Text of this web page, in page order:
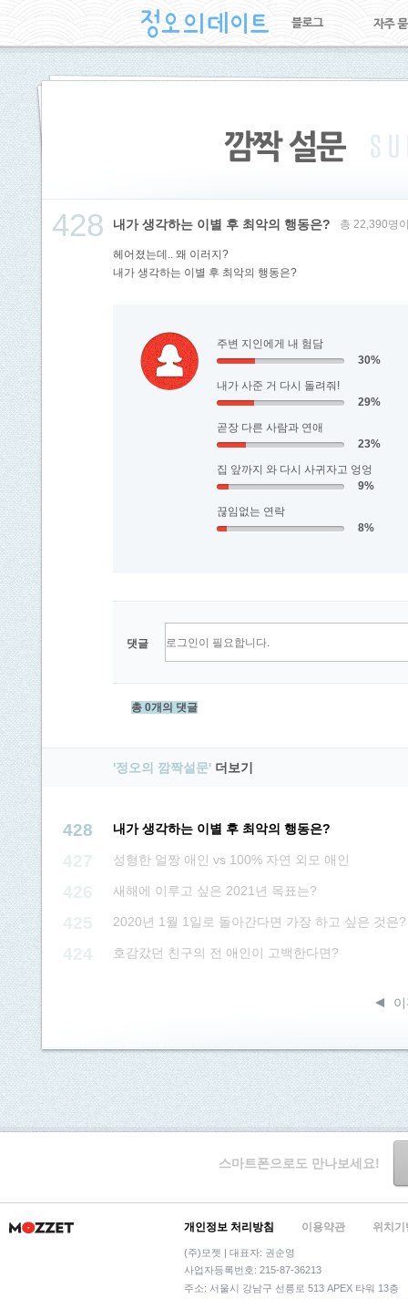
428 내가 생각하는 이별 후 최악의 행동은? 총 22,390명
헤어졌는데.. 왜 이러지?
내가 생각하는 이별 후 최악의 행동은?
주변 지인에게 내 험담
30%
내가 사준 거 다시 돌려줘!
29%
곧장 다른 사람과 연애
23%
집 앞까지 와 다시 사귀자고 엉엉
9%
끊임없는 연락
8%
댓글
총 0개의 댓글
'정오의 깜짝설문' 더보기
428 내가 생각하는 이별 후 최악의 행동은?
성형한 얼짱 애인 vs 100% 자연 외모 애인
새해에 이루고 싶은 2021년 목표는?
2020년 1월 1일로 돌아간다면 가장 하고 싶은 것은?
호감갔던 친구의 전 애인이 고백한다면?
스마트폰으로도 만나보세요!
개인정보 처리방침 이용약관 위치
(주)모젯 | 대표자: 권순영
사업자등록번호: 215-87-36213
주소: 서울시 강남구 선릉로 513 APEX 타워 13층